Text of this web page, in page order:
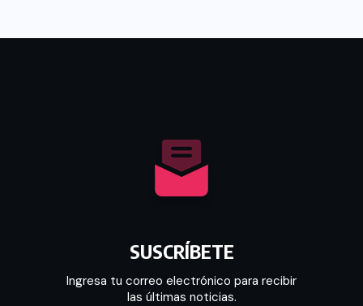
SUSCRÍBETE
Ingresa tu correo electrónico para recibir
las últimas noticias.